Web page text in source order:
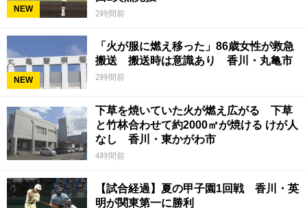
NEW 2時間前
NEW
「火が服に燃え移った」86歳女性が救急
搬送 搬送時は意識あり 香川・丸亀市
2時間前
下草を焼いていた火が燃え広がる 下草
と竹林合わせて約2000㎡が焼ける けが人
なし 香川・東かがわ市
4時間前
【試合経過】夏の甲子園1回戦 香川・英
明が関東第一に勝利